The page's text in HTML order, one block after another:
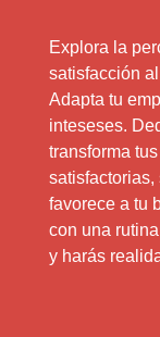
Explora la
satisfacción
Adapta tu
inteseses.
transforma
satisfactorias,
favorece a tu
con una
y harás